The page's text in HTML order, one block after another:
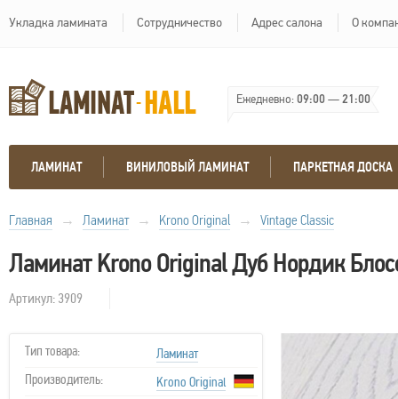
Укладка ламината Сотрудничество Адрес салона О
Ежедневно:09:00—21:00
ЛАМИНАТ ВИНИЛОВЫЙ ЛАМИНАТ ПАРКЕТНАЯ ДОСКА
Главная → Ламинат → Krono Original → Vintage Classic
Ламинат Krono Original Дуб Нордик
Артикул: 3909
Тип товара:
Ламинат
Производитель:
Krono Original